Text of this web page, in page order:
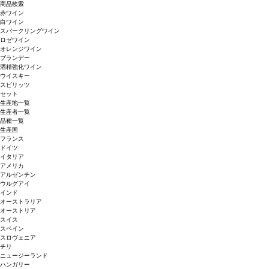
商品検索
赤ワイン
白ワイン
スパークリングワイン
ロゼワイン
オレンジワイン
ブランデー
酒精強化ワイン
ウイスキー
スピリッツ
セット
生産地一覧
生産者一覧
品種一覧
生産国
フランス
ドイツ
イタリア
アメリカ
アルゼンチン
ウルグアイ
インド
オーストラリア
オーストリア
スイス
スペイン
スロヴェニア
チリ
ニュージーランド
ハンガリー